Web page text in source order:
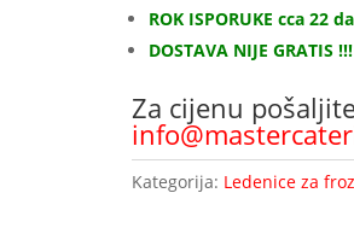
ROK ISPORUKE cca 22
DOSTAVA NIJE GRATIS !!!
Za cijenu
Kategorija: Ledenice za